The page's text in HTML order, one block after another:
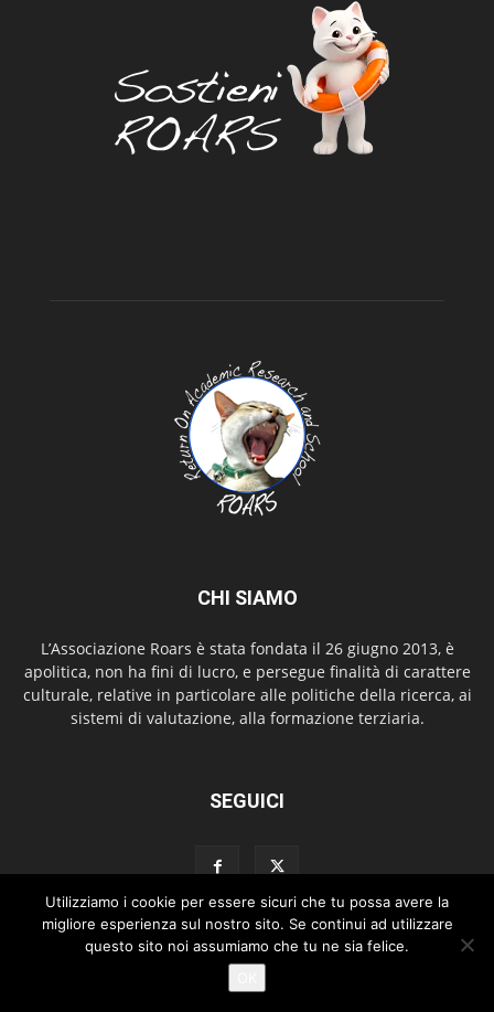
CHI SIAMO
L’Associazione Roars è stata fondata il 26 giugno 2013, è
apolitica, non ha fini di lucro, e persegue finalità di carattere
culturale, relative in particolare alle politiche della ricerca, ai
sistemi di valutazione, alla formazione terziaria.
SEGUICI
Home Chi siamo Copyright Newsletter Roars Review
Copyright 2026 © ROARS. All Rights Reserved.
Utilizziamo i cookie per essere sicuri che tu possa avere la
migliore esperienza sul nostro sito. Se continui ad utilizzare
questo sito noi assumiamo che tu ne sia felice.